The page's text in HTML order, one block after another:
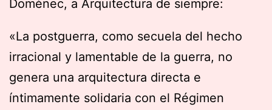
Domènec, a Arquitectura de siempre:
«La postguerra, como secuela del hecho
irracional y lamentable de la guerra, no
genera una arquitectura directa e
íntimamente solidaria con el Régimen